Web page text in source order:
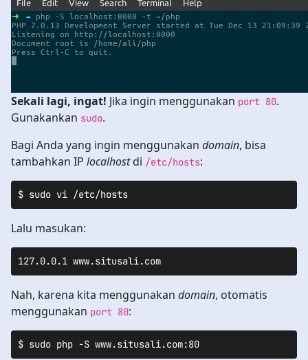
Sekali lagi, ingat! Jika ingin menggunakan port 80.
Gunakankan sudo.
Bagi Anda yang ingin menggunakan domain, bisa
tambahkan IP localhostdi /etc/hosts:
$ sudo vi /etc/hosts
Lalu masukan:
127.0.0.1 www.situsali.com
Nah, karena kita menggunakan domain, otomatis
menggunakan port 80:
$ sudo php -S www.situsali.com:80